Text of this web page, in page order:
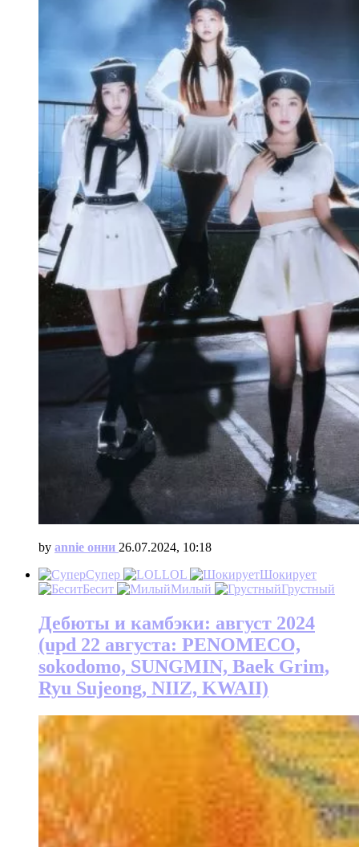
by annie онни 26.07.2024, 10:18
Супер
LOL
Шокирует
Бесит
Милый Грустный
Дебюты и камбэки: август 2024
(upd 22 августа: PENOMECO,
sokodomo, SUNGMIN, Baek Grim,
Ryu Sujeong, NIIZ, KWAII)